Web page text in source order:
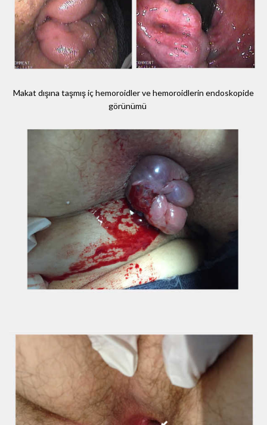
Makat dışına taşmış iç hemoroidler ve hemoroidlerin endoskopide
görünümü